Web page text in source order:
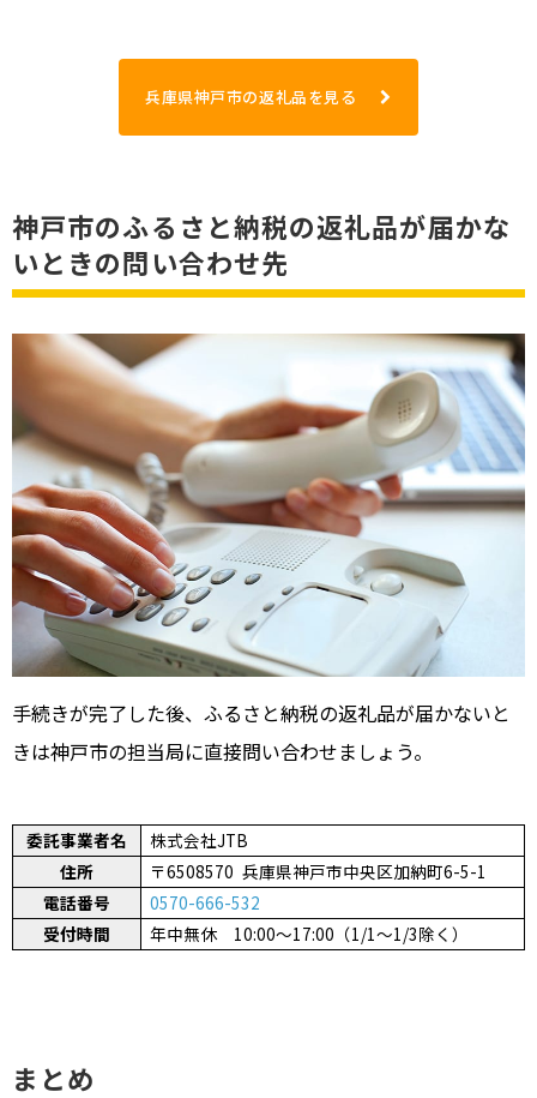
兵庫県神戸市の返礼品を見る
神戸市のふるさと納税の返礼品が届かな
いときの問い合わせ先
手続きが完了した後、ふるさと納税の返礼品が届かないと
きは神戸市の担当局に直接問い合わせましょう。
委託事業者名
株式会社JTB
住所
〒6508570 兵庫県神戸市中央区加納町6-5-1
電話番号
0570-666-532
受付時間
年中無休 10:00～17:00（1/1～1/3除く）
まとめ